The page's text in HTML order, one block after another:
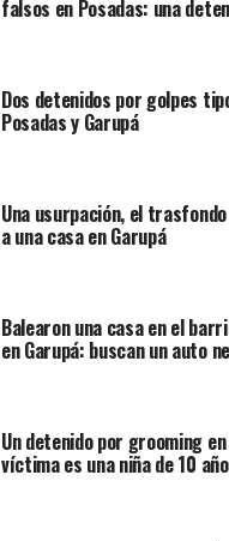
falsos en Posadas: una
Dos detenidos por golpes
Posadas y Garupá
Una usurpación, el
a una casa en Garupá
Balearon una casa en el
en Garupá: buscan un auto
Un detenido por grooming
víctima es una niña de 10